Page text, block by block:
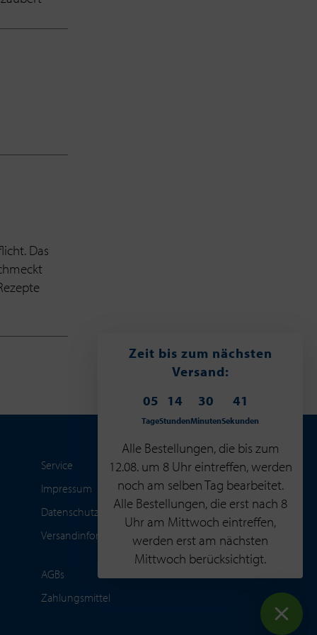
Das
Service
Impressum
Datenschutzerklärung
Versandinformationen
AGBs
Zahlungsmittel
Zeit bis zum nächsten
Versand:
05
Tage
14
Stunden
30
Minuten
40
Sekunden
Alle Bestellungen, die bis zum
12.08. um 8 Uhr eintreffen, werden
noch am selben Tag bearbeitet.
Alle Bestellungen, die erst nach 8
Uhr am Mittwoch eintreffen,
werden erst am nächsten
Mittwoch berücksichtigt.